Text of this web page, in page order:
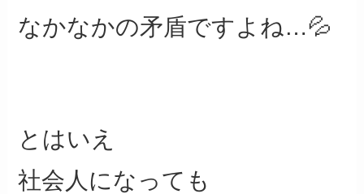
なかなかの矛盾ですよね…💦
とはいえ
社会人になっても